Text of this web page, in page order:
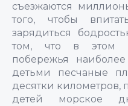
съезжаются
того, чтобы
зарядиться
том, что в этом
побережья
детьми песчаные
десятки километров,
детей морское